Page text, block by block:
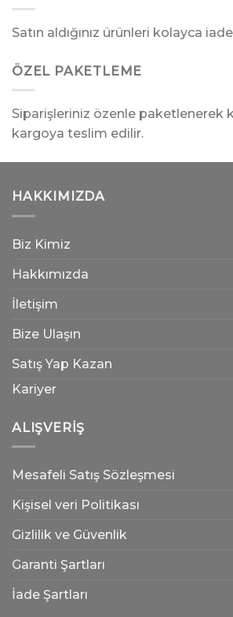
Satın aldığınız ürünleri kolayca
ÖZEL PAKETLEME
Siparişleriniz özenle paketlenerek
kargoya teslim edilir.
HAKKIMIZDA
Biz Kimiz
Hakkımızda
İletişim
Bize Ulaşın
Satış Yap Kazan
Kariyer
ALIŞVERIŞ
Mesafeli Satış Sözleşmesi
Kişisel veri Politikası
Gizlilik ve Güvenlik
Garanti Şartları
İade Şartları